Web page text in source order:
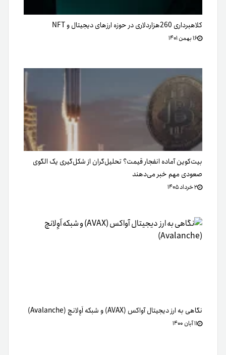
کلاهبرداری 260هزار‌دلاری در حوزه ارزهای دیجیتال و NFT
۱۶ بهمن ۱۴۰۱
بیت‌کوین آماده انفجار قیمت؟ تحلیل‌گران از شکل‌گیری یک الگوی
صعودی مهم خبر می‌دهند
۲ خرداد ۱۴۰۵
نگاهی به ارز دیجیتال آواکس (AVAX) و شبکه اَوِلانچ (Avalanche)
۱۱ آبان ۱۴۰۰